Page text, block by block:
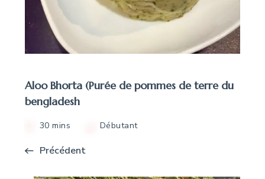
Aloo Bhorta (Purée de pommes de terre du
bengladesh
30 mins Débutant
Précédent